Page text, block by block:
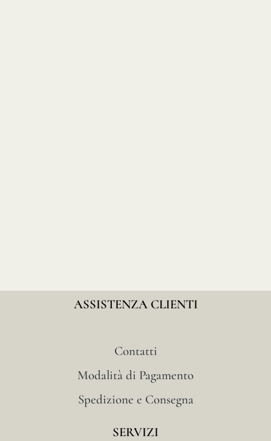
ASSISTENZA CLIENTI
Contatti
Modalità di Pagamento
Spedizione e Consegna
SERVIZI